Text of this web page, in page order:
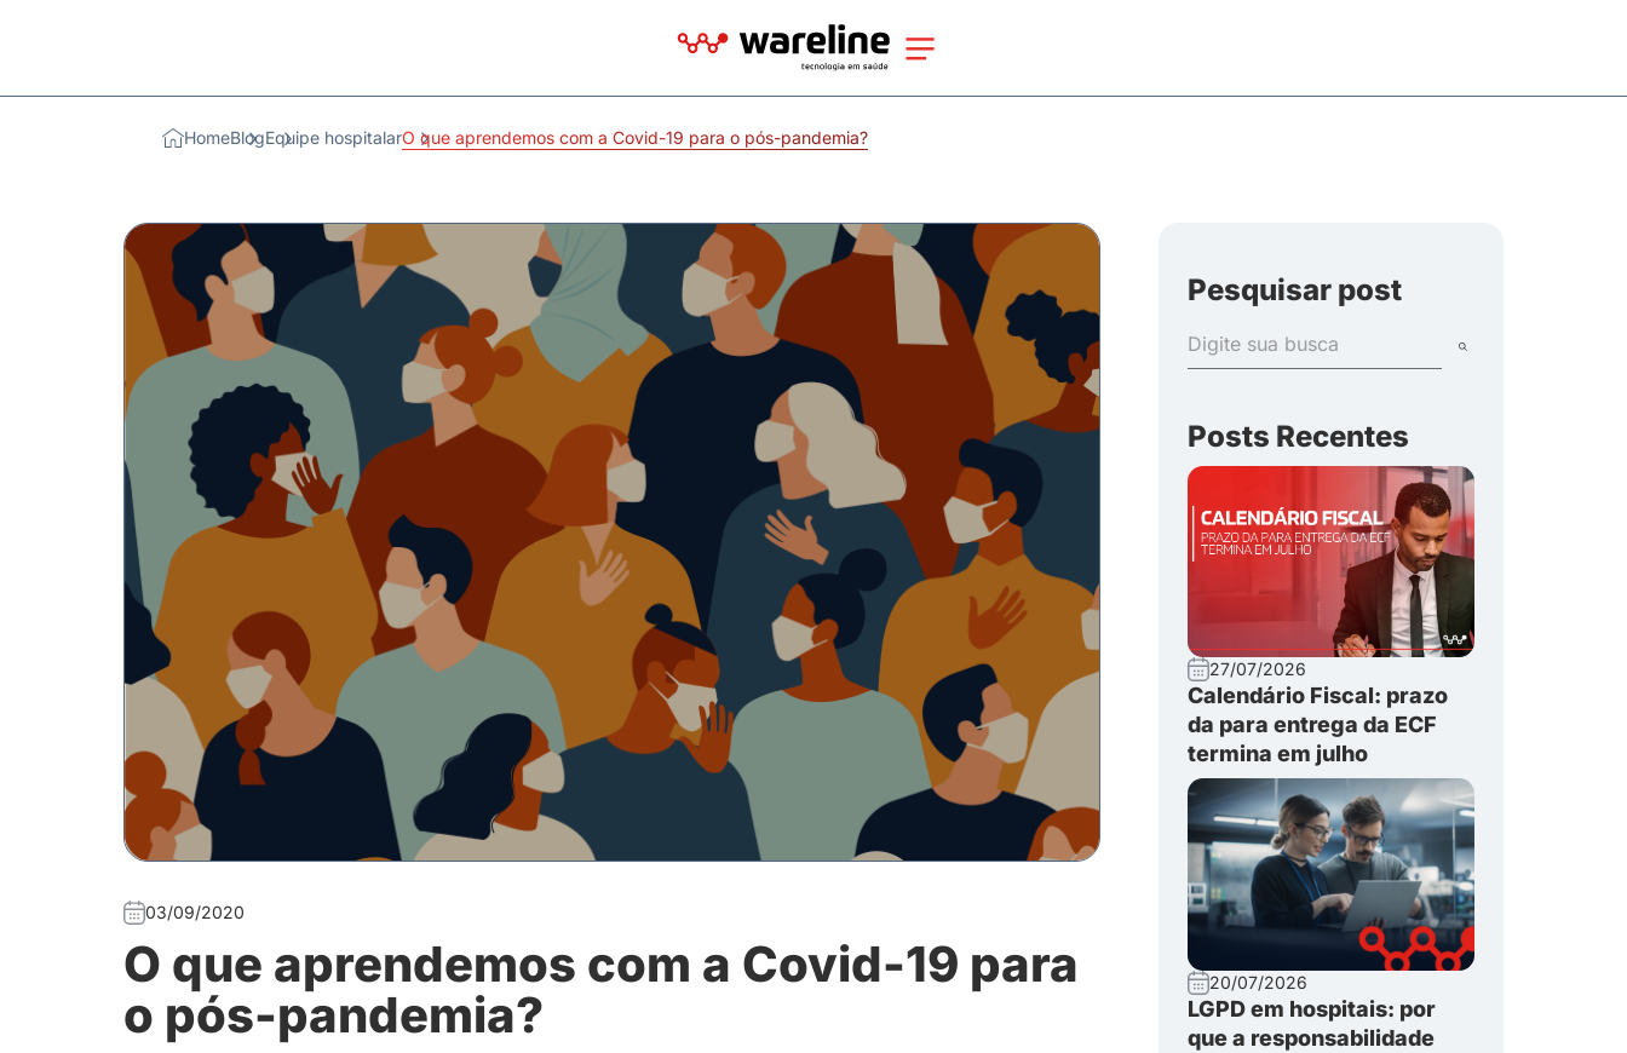
HomeBlogEquipe hospitalarO que aprendemos com a Covid-19 para o pós-pandemia?
03/09/2020
O que aprendemos com a Covid-19 para
o pós-pandemia?
Pesquisar post
Posts Recentes
27/07/2026
Calendário Fiscal: prazo
da para entrega da ECF
termina em julho
20/07/2026
LGPD em hospitais: por
que a responsabilidade